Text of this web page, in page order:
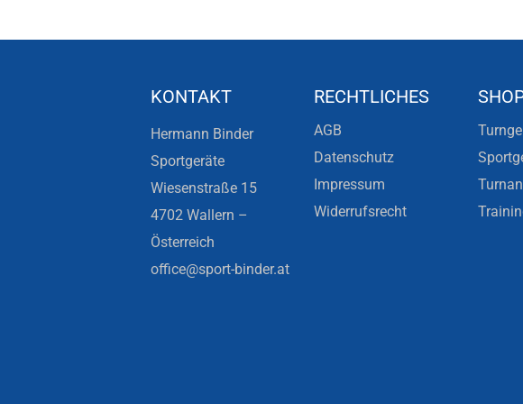
KONTAKT
Hermann Binder
Sportgeräte
Wiesenstraße 15
4702 Wallern –
Österreich
office@sport-binder.at
RECHTLICHES
AGB
Datenschutz
Impressum
Widerrufsrecht